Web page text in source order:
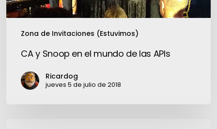
Zona de Invitaciones (Estuvimos)
APIs
CA y Snoop en el mundo de las APIs
Ricardog
jueves 5 de julio de 2018